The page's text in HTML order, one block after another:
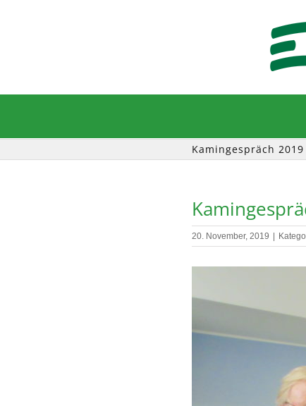
Kamingespräch 2019
20. November, 2019